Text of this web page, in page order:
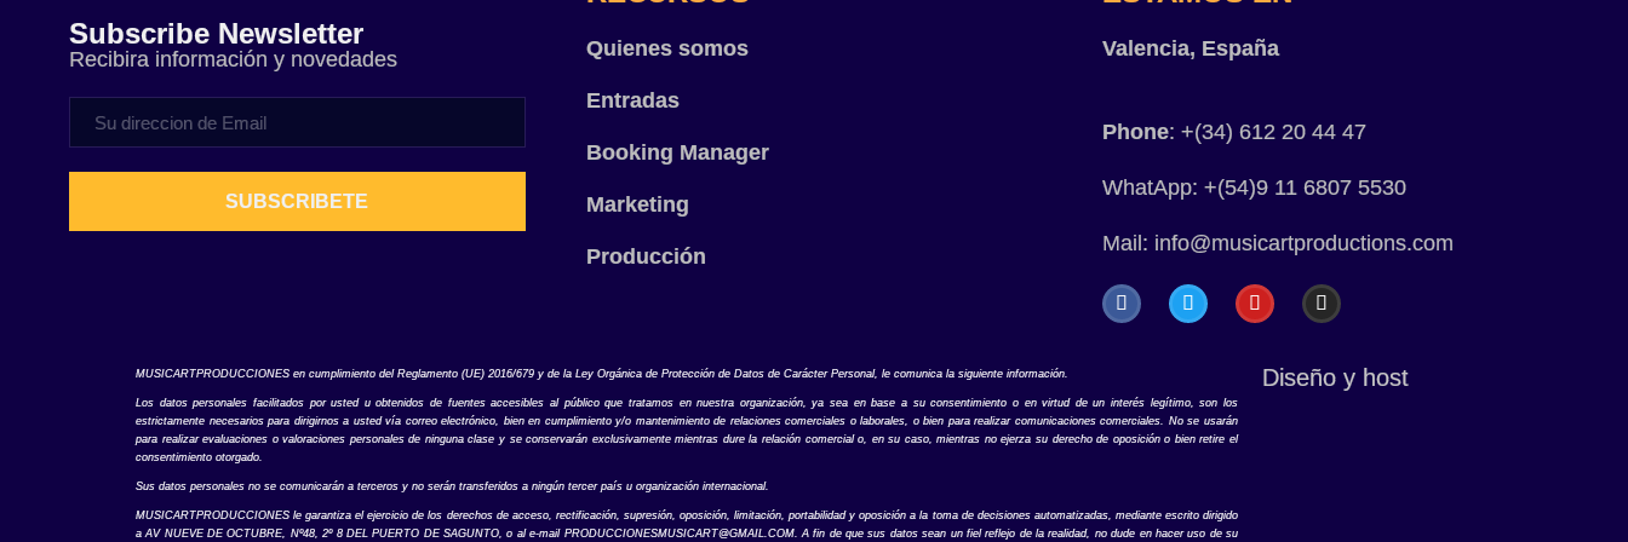
Subscribe Newsletter
Recibira información y novedades
SUBSCRIBETE
Quienes somos
Entradas
Booking Manager
Marketing
Producción
Valencia, España
Phone: +(34) 612 20 44 47
WhatApp: +(54)9 11 6807 5530
Mail: info@musicartproductions.com
MUSICARTPRODUCCIONES en cumplimiento del Reglamento (UE) 2016/679 y de la Ley Orgánica de Protección de Datos de Carácter Personal, le comunica la siguiente información.
Los datos personales facilitados por usted u obtenidos de fuentes accesibles al público que tratamos en nuestra organización, ya sea en base a su consentimiento o en virtud de un interés legítimo, son los
estrictamente necesarios para dirigirnos a usted vía correo electrónico, bien en cumplimiento y/o mantenimiento de relaciones comerciales o laborales, o bien para realizar comunicaciones comerciales. No se usarán
para realizar evaluaciones o valoraciones personales de ninguna clase y se conservarán exclusivamente mientras dure la relación comercial o, en su caso, mientras no ejerza su derecho de oposición o bien retire el
consentimiento otorgado.
Sus datos personales no se comunicarán a terceros y no serán transferidos a ningún tercer país u organización internacional.
MUSICARTPRODUCCIONES le garantiza el ejercicio de los derechos de acceso, rectificación, supresión, oposición, limitación, portabilidad y oposición a la toma de decisiones automatizadas, mediante escrito dirigido
a AV NUEVE DE OCTUBRE, Nº48, 2º 8 DEL PUERTO DE SAGUNTO, o al e-mail PRODUCCIONESMUSICART@GMAIL.COM. A fin de que sus datos sean un fiel reflejo de la realidad, no dude en hacer uso de su
Diseño y host